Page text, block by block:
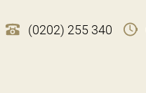
(0202) 255 340